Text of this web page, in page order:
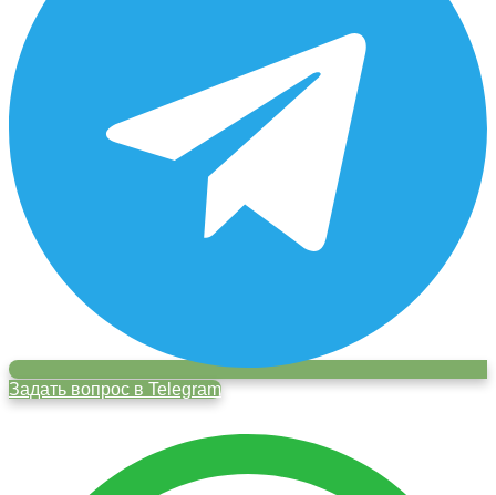
Задать вопрос в Telegram